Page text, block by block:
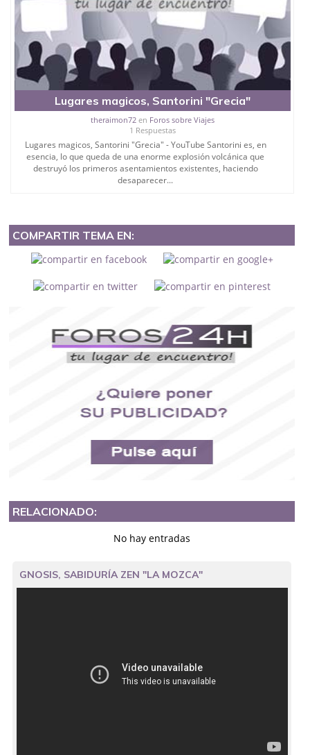
Lugares magicos, Santorini "Grecia"
theraimon72en Foros sobre Viajes
1 Respuestas
Lugares magicos, Santorini "Grecia" - YouTube Santorini es, en
esencia, lo que queda de una enorme explosión volcánica que
destruyó los primeros asentamientos existentes, haciendo
desaparecer...
COMPARTIR TEMA EN:
RELACIONADO:
No hay entradas
GNOSIS, SABIDURÍA ZEN "LA MOZCA"